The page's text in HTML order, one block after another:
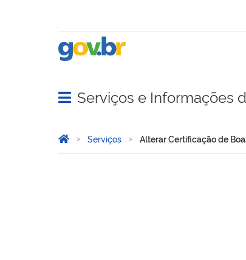
Abrir menu principal de navegação
Serviços e Informações
Você está aqui:
Página Inicial
Serviços Alterar Certificação de